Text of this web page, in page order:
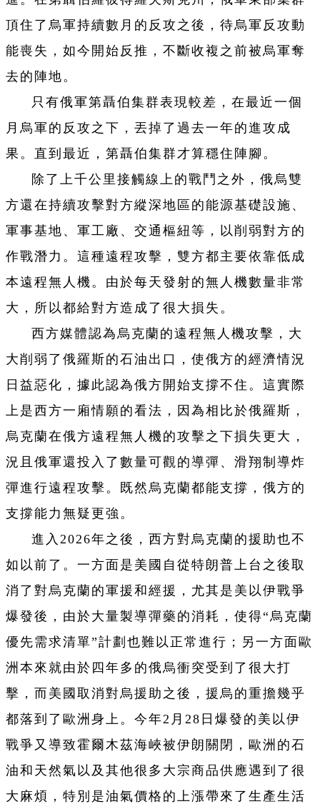
頂住了烏軍持續數月的反攻之後，待烏軍反攻動
能喪失，如今開始反推，不斷收複之前被烏軍奪
去的陣地。
只有俄軍第聶伯集群表現較差，在最近一個
月烏軍的反攻之下，丟掉了過去一年的進攻成
果。直到最近，第聶伯集群才算穩住陣腳。
除了上千公里接觸線上的戰鬥之外，俄烏雙
方還在持續攻擊對方縱深地區的能源基礎設施、
軍事基地、軍工廠、交通樞紐等，以削弱對方的
作戰潛力。這種遠程攻擊，雙方都主要依靠低成
本遠程無人機。由於每天發射的無人機數量非常
大，所以都給對方造成了很大損失。
西方媒體認為烏克蘭的遠程無人機攻擊，大
大削弱了俄羅斯的石油出口，使俄方的經濟情況
日益惡化，據此認為俄方開始支撐不住。這實際
上是西方一廂情願的看法，因為相比於俄羅斯，
烏克蘭在俄方遠程無人機的攻擊之下損失更大，
況且俄軍還投入了數量可觀的導彈、滑翔制導炸
彈進行遠程攻擊。既然烏克蘭都能支撐，俄方的
支撐能力無疑更強。
進入2026年之後，西方對烏克蘭的援助也不
如以前了。一方面是美國自從特朗普上台之後取
消了對烏克蘭的軍援和經援，尤其是美以伊戰爭
爆發後，由於大量製導彈藥的消耗，使得“烏克蘭
優先需求清單”計劃也難以正常進行；另一方面歐
洲本來就由於四年多的俄烏衝突受到了很大打
擊，而美國取消對烏援助之後，援烏的重擔幾乎
都落到了歐洲身上。今年2月28日爆發的美以伊
戰爭又導致霍爾木茲海峽被伊朗關閉，歐洲的石
油和天然氣以及其他很多大宗商品供應遇到了很
大麻煩，特別是油氣價格的上漲帶來了生產生活